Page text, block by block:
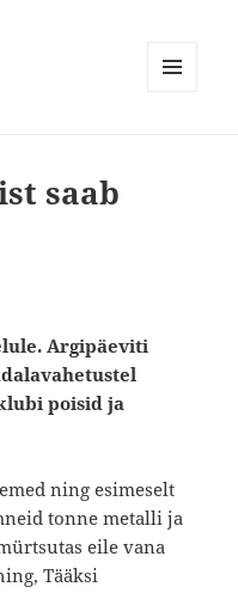
saab
Argipäeviti
poisid ja
ning esimeselt
tonne metalli ja
eile vana
Tääksi